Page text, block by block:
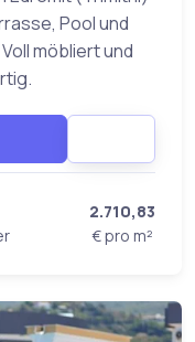
Pool und
möbliert und
2.710,83
€ pro m²